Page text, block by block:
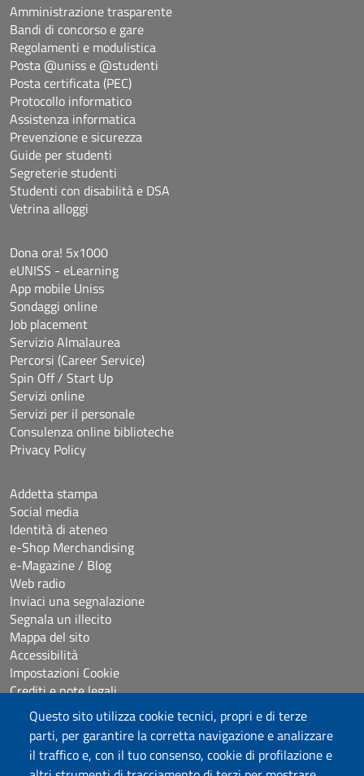
Questo sito utilizza cookie tecnici, propri e di terze
parti, per garantire la corretta navigazione e analizzare
il traffico e, con il tuo consenso, cookie di profilazione e
Amministrazione trasparente
Bandi di concorso e gare
Regolamenti e modulistica
Posta @uniss e @studenti
Posta certificata (PEC)
Protocollo informatico
Assistenza informatica
Prevenzione e sicurezza
Guide per studenti
Segreterie studenti
Studenti con disabilità e DSA
Vetrina alloggi
Dona ora! 5x1000
eUNISS - eLearning
App mobile Uniss
Sondaggi online
Job placement
Servizio Almalaurea
Percorsi (Career Service)
Spin Off / Start Up
Servizi online
Servizi per il personale
Consulenza online biblioteche
Privacy Policy
Addetta stampa
Social media
Identità di ateneo
e-Shop Merchandising
e-Magazine / Blog
Web radio
Inviaci una segnalazione
Segnala un illecito
Mappa del sito
Accessibilità
Impostazioni Cookie
Crediti e note legali
Seguici su
Chatta con noi